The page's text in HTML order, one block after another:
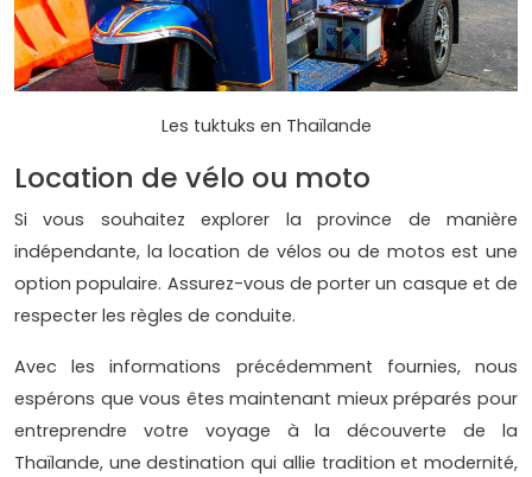
Les tuktuks en Thaïlande
Location de vélo ou moto
Si vous souhaitez explorer la province de manière
indépendante, la location de vélos ou de motos est une
option populaire. Assurez-vous de porter un casque et de
respecter les règles de conduite.
Avec les informations précédemment fournies, nous
espérons que vous êtes maintenant mieux préparés pour
entreprendre votre voyage à la découverte de la
Thaïlande, une destination qui allie tradition et modernité,